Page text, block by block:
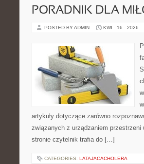
PORADNIK DLA
POSTED BY ADMIN KWI - 16 - 2026
artykuły dotyczące zarówno
związanych z urządzaniem
stronie czytelnik trafia do […]
CATEGORIES: LATAJACACHOLERA